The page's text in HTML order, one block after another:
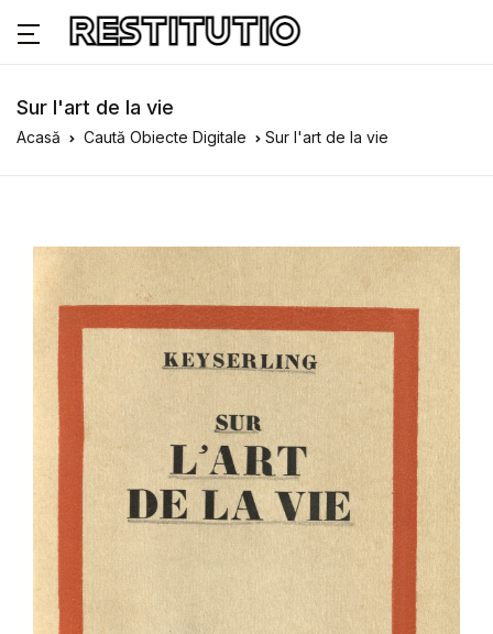
Sur l'art de la vie
Acasă Caută Obiecte Digitale Sur l'art de la vie